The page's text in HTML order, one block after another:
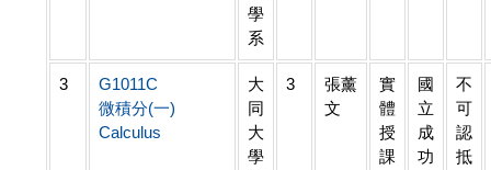
學
系
3
G1011C
微積分(一)
Calculus
大
同
大
學
3
張薰
文
實
體
授
課
國
立
成
功
不
可
認
抵